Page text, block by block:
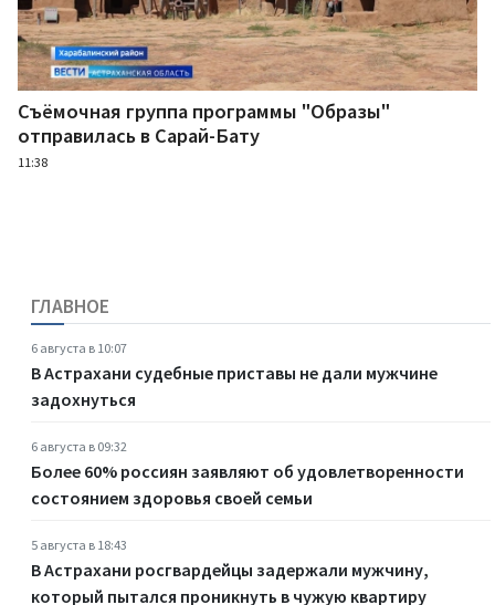
Съёмочная группа программы "Образы"
отправилась в Сарай-Бату
11:38
ГЛАВНОЕ
6 августа в 10:07
В Астрахани судебные приставы не дали мужчине
задохнуться
6 августа в 09:32
Более 60% россиян заявляют об удовлетворенности
состоянием здоровья своей семьи
5 августа в 18:43
В Астрахани росгвардейцы задержали мужчину,
который пытался проникнуть в чужую квартиру